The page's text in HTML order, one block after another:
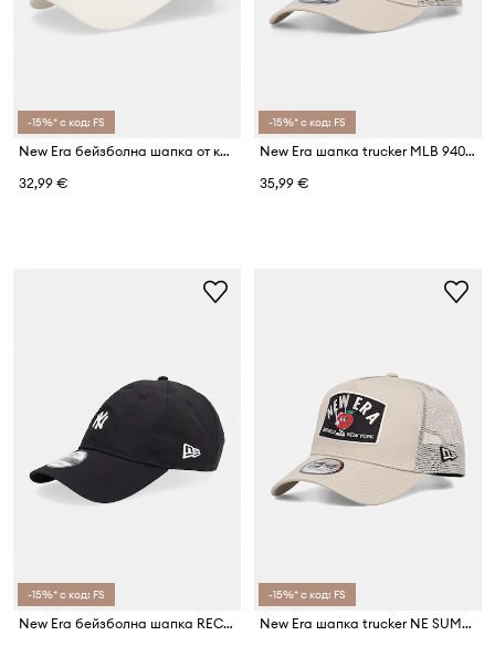
-15%* с код: FS
New Era бейзболна шапка от кадиге MINI CORD 940 NYY
32,99 €
-15%* с код: FS
New Era шапка trucker MLB 940 MC TRUCKER NYY
35,99 €
-15%* с код: FS
New Era бейзболна шапка RECYCLED MINI 920 NYY
-15%* с код: FS
New Era шапка trucker NE SUMMER PATCH TRUCKER